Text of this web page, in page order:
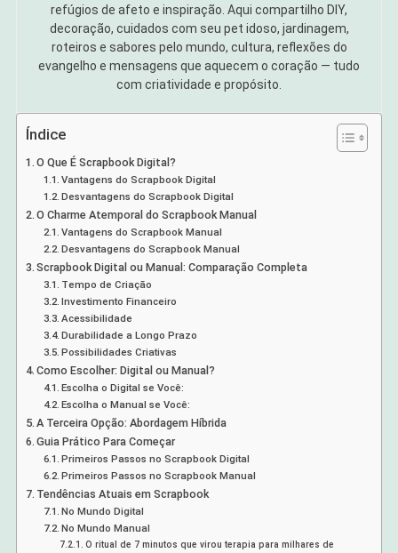
refúgios de afeto e inspiração. Aqui compartilho DIY,
decoração, cuidados com seu pet idoso, jardinagem,
roteiros e sabores pelo mundo, cultura, reflexões do
evangelho e mensagens que aquecem o coração — tudo
com criatividade e propósito.
Índice
O Que É Scrapbook Digital?
Vantagens do Scrapbook Digital
Desvantagens do Scrapbook Digital
O Charme Atemporal do Scrapbook Manual
Vantagens do Scrapbook Manual
Desvantagens do Scrapbook Manual
Scrapbook Digital ou Manual: Comparação Completa
Tempo de Criação
Investimento Financeiro
Acessibilidade
Durabilidade a Longo Prazo
Possibilidades Criativas
Como Escolher: Digital ou Manual?
Escolha o Digital se Você:
Escolha o Manual se Você:
A Terceira Opção: Abordagem Híbrida
Guia Prático Para Começar
Primeiros Passos no Scrapbook Digital
Primeiros Passos no Scrapbook Manual
Tendências Atuais em Scrapbook
No Mundo Digital
No Mundo Manual
O ritual de 7 minutos que virou terapia para milhares de